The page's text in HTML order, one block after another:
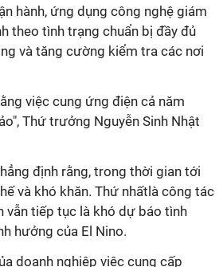
hành, ứng dụng công nghệ giám
theo tình trạng chuẩn bị đầy đủ
và tăng cường kiểm tra các nơi
việc cung ứng điện cả năm
Thứ trưởng Nguyễn Sinh Nhật
định rằng, trong thời gian tới
và khó khăn. Thứ nhấtlà công tác
vẫn tiếp tục là khó dự báo tình
hưởng của El Nino.
doanh nghiệp việc cung cấp